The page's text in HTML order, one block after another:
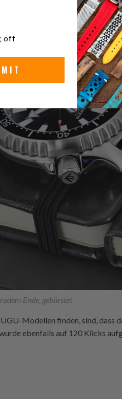
Ende, gebürstet
Modellen finden, sind, dass
ebenfalls auf 120 Klicks
collector?
off